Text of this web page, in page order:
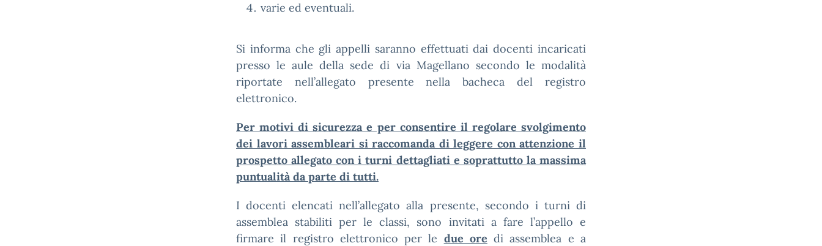
varie ed eventuali.
Si informa che gli appelli saranno effettuati dai docenti incaricati
presso le aule della sede di via Magellano secondo le modalità
riportate nell’allegato presente nella bacheca del registro
elettronico.
Per motivi di sicurezza e per consentire il regolare svolgimento
dei lavori assembleari si raccomanda di leggere con attenzione il
prospetto allegato con i turni dettagliati e soprattutto la massima
puntualità da parte di tutti.
I docenti elencati nell’allegato alla presente, secondo i turni di
assemblea stabiliti per le classi, sono invitati a fare l’appello e
firmare il registro elettronico per le due ore di assemblea e a